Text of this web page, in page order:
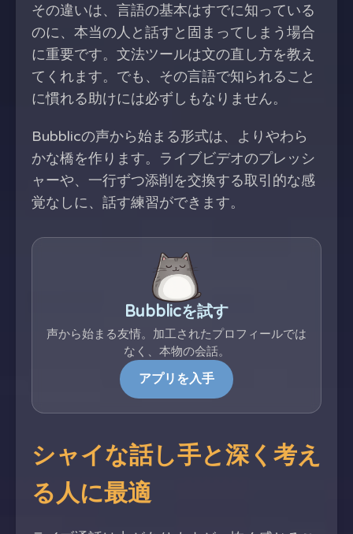
その違いは、言語の基本はすでに知っている
のに、本当の人と話すと固まってしまう場合
に重要です。文法ツールは文の直し方を教え
てくれます。でも、その言語で知られること
に慣れる助けには必ずしもなりません。
Bubblicの声から始まる形式は、よりやわら
かな橋を作ります。ライブビデオのプレッシ
ャーや、一行ずつ添削を交換する取引的な感
覚なしに、話す練習ができます。
Bubblicを試す
声から始まる友情。加工されたプロフィールでは
なく、本物の会話。
アプリを入手
シャイな話し手と深く考え
る人に最適